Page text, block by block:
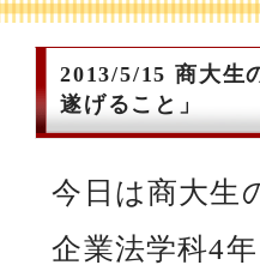
2013/5/15 商大生
遂げること」
今日は商大生
企業法学科4